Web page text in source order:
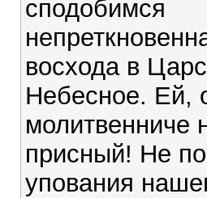
сподобимся
восхода в
Небесное. Ей,
молитвенниче
присный! Не
упования